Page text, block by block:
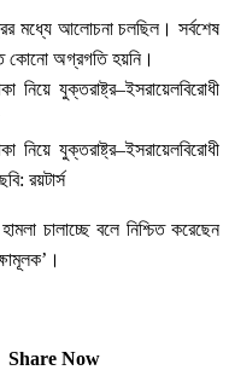
মধ্যে আলোচনা চলছিল। সর্বশেষ
কোনো অগ্রগতি হয়নি।
নিয়ে যুক্তরাষ্ট্র–ইসরায়েলবিরোধী
নিয়ে যুক্তরাষ্ট্র–ইসরায়েলবিরোধী
রয়টার্স
চালাচ্ছে বলে নিশ্চিত করেছেন
Share Now